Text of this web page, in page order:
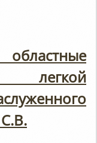
легкой